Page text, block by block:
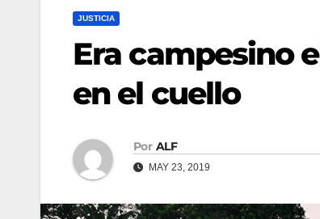
JUSTICIA
Era campesino
en el cuello
Por ALF
MAY 23, 2019